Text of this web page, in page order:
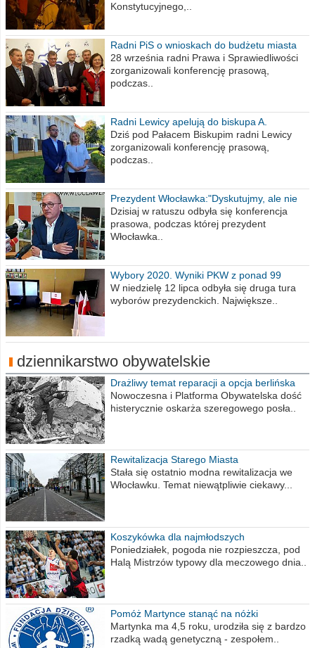
Konstytucyjnego,..
Radni PiS o wnioskach do budżetu miasta
na 2021 rok
28 września radni Prawa i Sprawiedliwości
zorganizowali konferencję prasową,
podczas..
Radni Lewicy apelują do biskupa A.
Wiesława Meringa
Dziś pod Pałacem Biskupim radni Lewicy
zorganizowali konferencję prasową,
podczas..
Prezydent Włocławka:"Dyskutujmy, ale nie
obrażajmy się”
Dzisiaj w ratuszu odbyła się konferencja
prasowa, podczas której prezydent
Włocławka..
Wybory 2020. Wyniki PKW z ponad 99
procent obwodów
W niedzielę 12 lipca odbyła się druga tura
wyborów prezydenckich. Największe..
dziennikarstwo obywatelskie
Drażliwy temat reparacji a opcja berlińska
Nowoczesna i Platforma Obywatelska dość
histerycznie oskarża szeregowego posła..
Rewitalizacja Starego Miasta
Stała się ostatnio modna rewitalizacja we
Włocławku. Temat niewątpliwie ciekawy...
Koszykówka dla najmłodszych
Poniedziałek, pogoda nie rozpieszcza, pod
Halą Mistrzów typowy dla meczowego dnia..
Pomóż Martynce stanąć na nóżki
Martynka ma 4,5 roku, urodziła się z bardzo
rzadką wadą genetyczną - zespołem..